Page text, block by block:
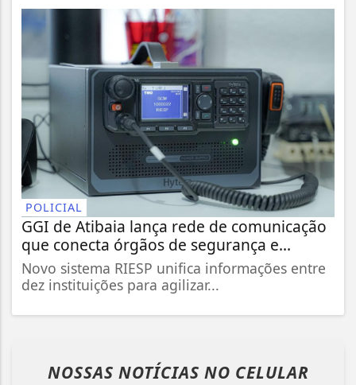
POLICIAL
GGI de Atibaia lança rede de comunicação
que conecta órgãos de segurança e...
Novo sistema RIESP unifica informações entre
dez instituições para agilizar...
NOSSAS NOTÍCIAS NO CELULAR